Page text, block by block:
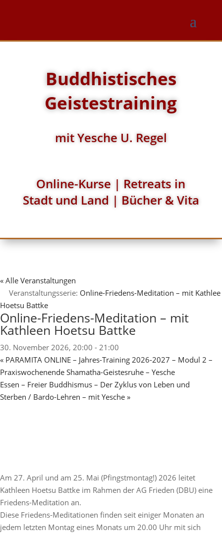
Buddhistisches
Geistestraining
mit Yesche U. Regel
Online-Kurse | Retreats in
Stadt und Land | Bücher & Vita
« Alle Veranstaltungen
Veranstaltungsserie: Online-Friedens-Meditation – mit Kathlee
Hoetsu Battke
Online-Friedens-Meditation – mit
Kathleen Hoetsu Battke
30. November 2026, 20:00 - 21:00
« PARAMITA ONLINE – Jahres-Training 2026-2027 – Modul 2 –
Praxiswochenende Shamatha-Geistesruhe – Yesche
Essen – Freier Buddhismus – Der Zyklus von Leben und
Sterben / Bardo-Lehren – mit Yesche »
Am 27. April und am 25. Mai (Pfingstmontag!) 2026 leitet
Kathleen Hoetsu Battke im Rahmen der AG Frieden (DBU) eine
Friedens-Meditation an.
Diese Friedens-Meditationen finden seit einiger Monaten an
jedem letzten Montag eines Monats um 20.00 Uhr mit sich